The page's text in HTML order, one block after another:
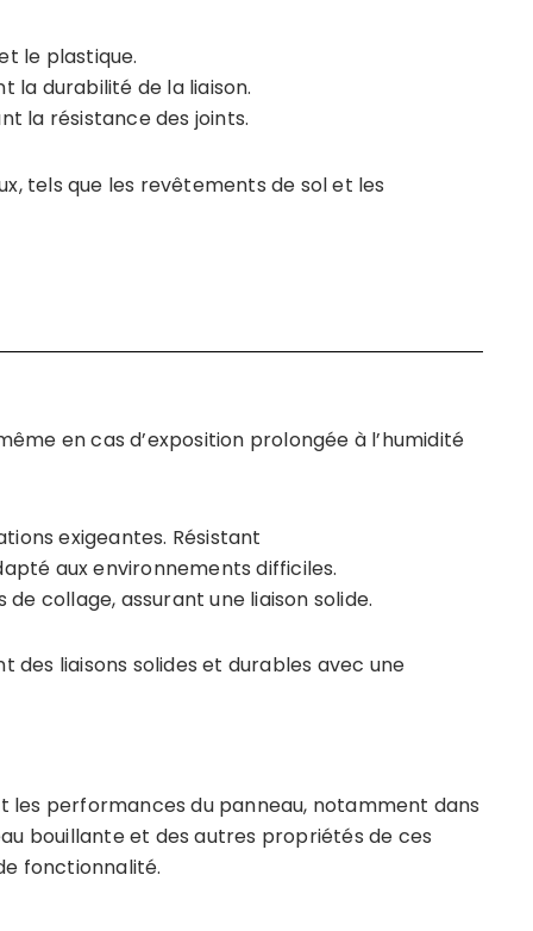
le plastique.
la durabilité de la liaison.
la résistance des joints.
tels que les revêtements de sol et les
en cas d’exposition prolongée à l’humidité
exigeantes. Résistant
aux environnements difficiles.
collage, assurant une liaison solide.
liaisons solides et durables avec une
performances du panneau, notamment dans
bouillante et des autres propriétés de ces
fonctionnalité.